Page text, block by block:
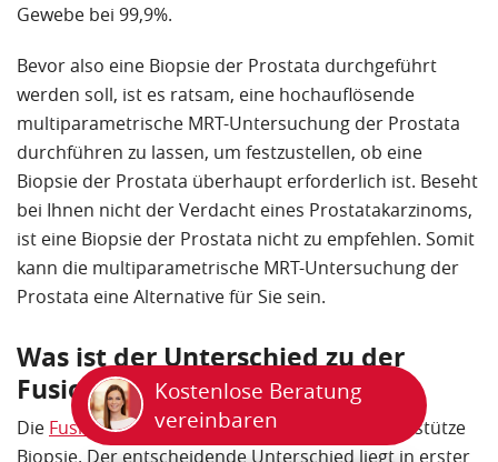
Gewebe bei 99,9%.
Bevor also eine Biopsie der Prostata durchgeführt
werden soll, ist es ratsam, eine hochauflösende
multiparametrische MRT-Untersuchung der Prostata
durchführen zu lassen, um festzustellen, ob eine
Biopsie der Prostata überhaupt erforderlich ist. Beseht
bei Ihnen nicht der Verdacht eines Prostatakarzinoms,
ist eine Biopsie der Prostata nicht zu empfehlen. Somit
kann die multiparametrische MRT-Untersuchung der
Prostata eine Alternative für Sie sein.
Was ist der Unterschied zu der
Fusionsbiopsie?
Die Fusionsbiopsie der Prostata
ist eine MRT-gestütze
Biopsie. Der entscheidende Unterschied liegt in erster
Kostenlose Beratung
vereinbaren